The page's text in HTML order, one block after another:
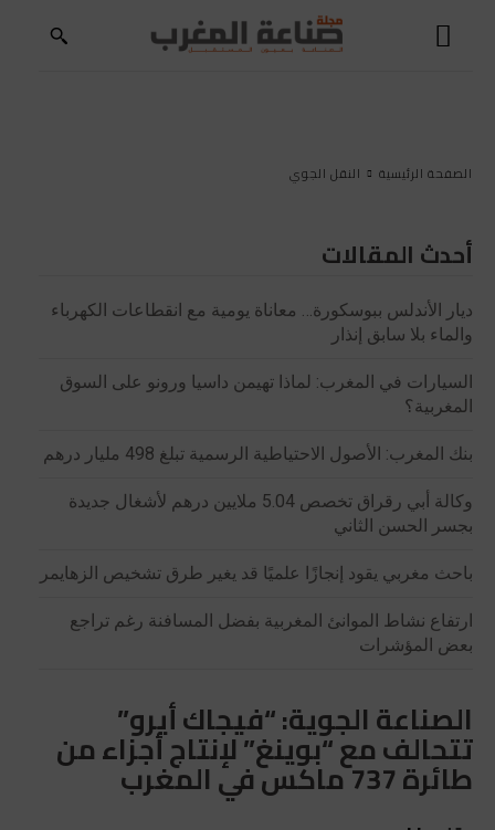
الصفحة الرئيسية النقل الجوي
أحدث المقالات
ديار الأندلس ببوسكورة… معاناة يومية مع انقطاعات الكهرباء
والماء بلا سابق إنذار
السيارات في المغرب: لماذا تهيمن داسيا ورونو على السوق
المغربية؟
بنك المغرب: الأصول الاحتياطية الرسمية تبلغ 498 مليار درهم
وكالة أبي رقراق تخصص 5.04 ملايين درهم لأشغال جديدة
بجسر الحسن الثاني
باحث مغربي يقود إنجازًا علميًا قد يغير طرق تشخيص الزهايمر
ارتفاع نشاط الموانئ المغربية بفضل المسافنة رغم تراجع
بعض المؤشرات
الصناعة الجوية: “فيجاك أيرو”
تتحالف مع “بوينغ” لإنتاج أجزاء من
طائرة 737 ماكس في المغرب